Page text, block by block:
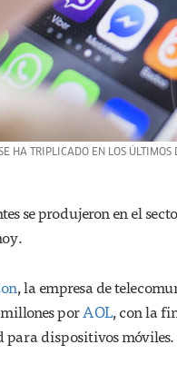
HA TRIPLICADO EN LOS ÚLTIMOS
se produjeron en el
, la empresa de
porAOL, con la
para dispositivos móviles.